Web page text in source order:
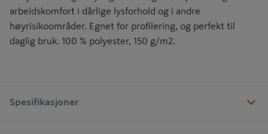
arbeidskomfort i dårlige lysforhold og i andre
høyrisikoområder. Egnet for profilering, og perfekt til
daglig bruk. 100 % polyester, 150 g/m2.
Spesifikasjoner